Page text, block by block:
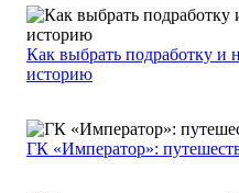
Как выбрать подработку и
историю
ГК «Император»: